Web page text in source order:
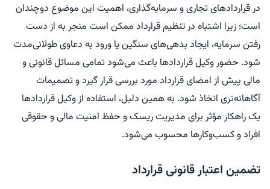
در قراردادهای تجاری و سرمایه‌گذاری، اهمیت این موضوع دوچندان
است؛ زیرا اشتباه در تنظیم قرارداد ممکن است منجر به از دست
رفتن سرمایه، ایجاد بدهی‌های سنگین یا ورود به دعاوی طولانی‌مدت
شود. حضور وکیل قراردادها باعث می‌شود تمامی مسائل قانونی و
مالی پیش از امضای قرارداد مورد بررسی قرار گیرد و تصمیمات
آگاهانه‌تری اتخاذ شود. به همین دلیل، استفاده از وکیل قراردادها
یک راهکار مؤثر برای مدیریت ریسک و حفظ امنیت مالی و حقوقی
افراد و کسب‌وکارها محسوب می‌شود.
تضمین اعتبار قانونی قرارداد